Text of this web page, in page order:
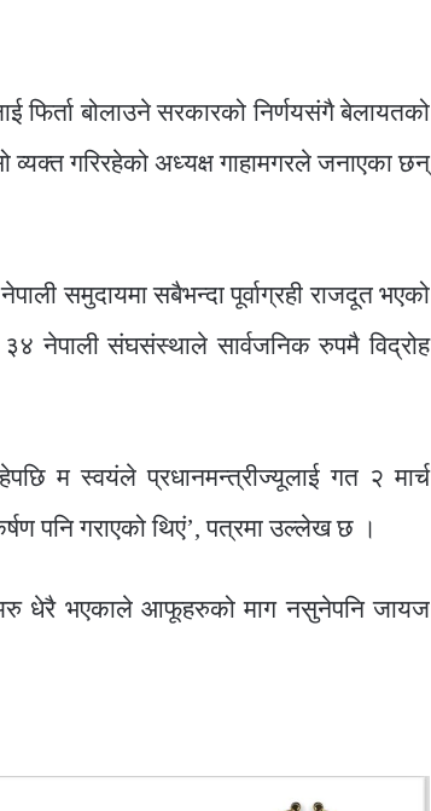
फिर्ता बोलाउने सरकारको निर्णयसंगै बेलायतको
गरिरहेको अध्यक्ष गाहामगरले जनाएका छन्
समुदायमा सबैभन्दा पूर्वाग्रही राजदूत भएको
नेपाली संघसंस्थाले सार्वजनिक रुपमै विद्रोह
म स्वयंले प्रधानमन्त्रीज्यूलाई गत २ मार्च
पनि गराएको थिएं’, पत्रमा उल्लेख छ ।
अरु धेरै भएकाले आफूहरुको माग नसुनेपनि जायज